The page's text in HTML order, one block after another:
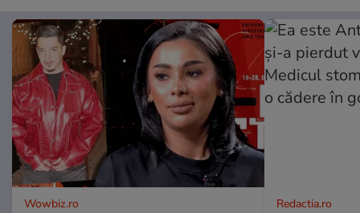
Wowbiz.ro Redactia.ro